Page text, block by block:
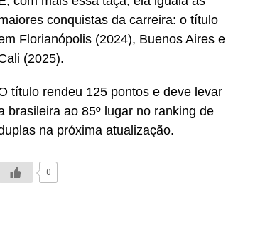
conquistas da carreira: o título
Florianópolis (2024), Buenos Aires e
(2025).
título rendeu 125 pontos e deve levar
brasileira ao 85º lugar no ranking de
na próxima atualização.
0